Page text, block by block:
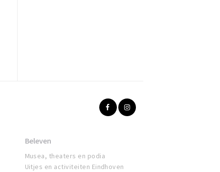
Beleven
Musea, theaters en podia
Uitjes en activiteiten Eindhoven